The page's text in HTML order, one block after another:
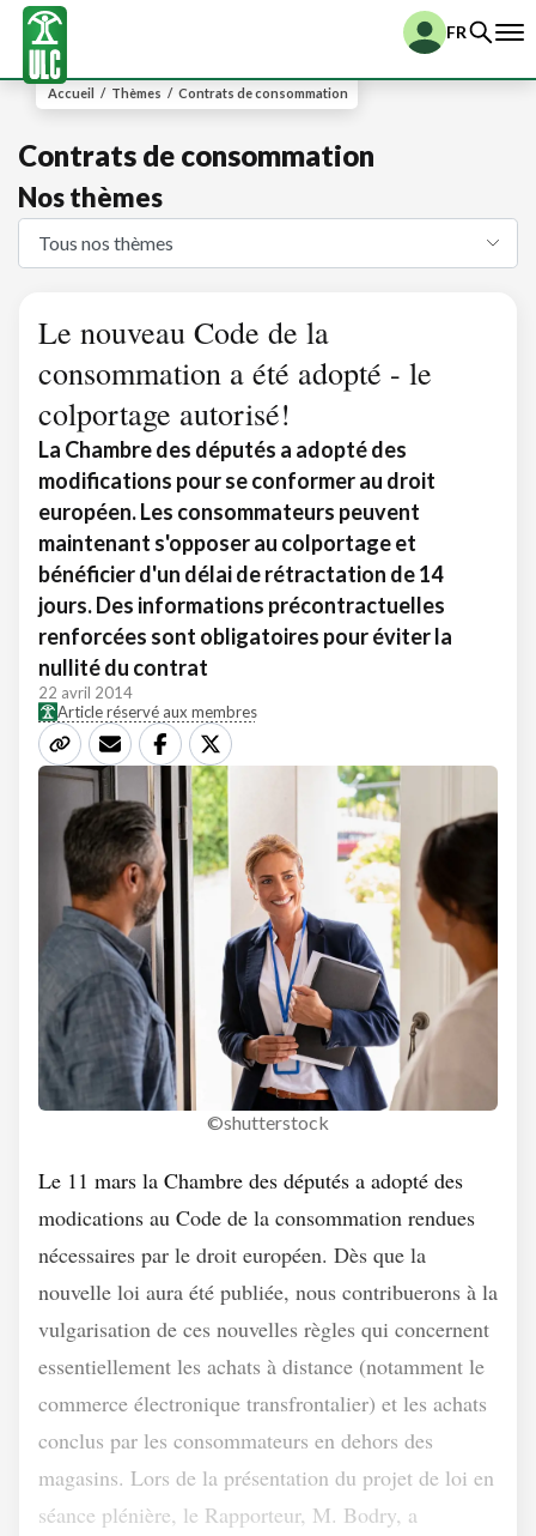
FR
Accueil / Thèmes / Contrats de consommation
Contrats de consommation
Nos thèmes
Le nouveau Code de la
consommation a été adopté - le
colportage autorisé!
La Chambre des députés a adopté des
modifications pour se conformer au droit
européen. Les consommateurs peuvent
maintenant s'opposer au colportage et
bénéficier d'un délai de rétractation de 14
jours. Des informations précontractuelles
renforcées sont obligatoires pour éviter la
nullité du contrat
22 avril 2014
Article réservé aux membres
©shutterstock
Le 11 mars la Chambre des députés a adopté des
modications au Code de la consommation rendues
nécessaires par le droit européen. Dès que la
nouvelle loi aura été publiée, nous contribuerons à la
vulgarisation de ces nouvelles règles qui concernent
essentiellement les achats à distance (notamment le
commerce électronique transfrontalier) et les achats
conclus par les consommateurs en dehors des
magasins. Lors de la présentation du projet de loi en
séance plénière, le Rapporteur, M. Bodry, a